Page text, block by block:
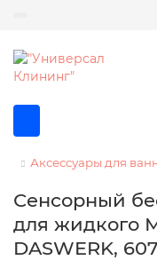
Аксессуары для
Сенсорный
для жидкого
DASWERK,